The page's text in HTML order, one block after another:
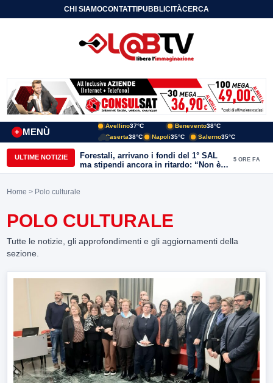
CHI SIAMOCONTATTIPUBBLICITÀCERCA
MENÙ
+
Avellino37°C Benevento38°C
Caserta38°C Napoli35°C Salerno35°C
ULTIME NOTIZIE
Forestali, arrivano i fondi del 1° SAL
ma stipendi ancora in ritardo: “Non è
più sostenibile”
5 ORE FA
Home > Polo culturale
POLO CULTURALE
Tutte le notizie, gli approfondimenti e gli aggiornamenti della
sezione.